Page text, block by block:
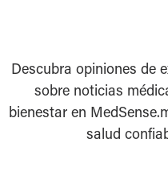
Descubra opiniones de
sobre noticias
bienestar en
salud